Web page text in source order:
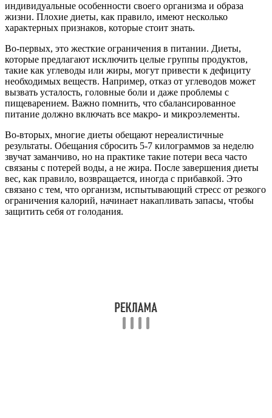
индивидуальные особенности своего организма и образа
жизни. Плохие диеты, как правило, имеют несколько
характерных признаков, которые стоит знать.
Во-первых, это жесткие ограничения в питании. Диеты,
которые предлагают исключить целые группы продуктов,
такие как углеводы или жиры, могут привести к дефициту
необходимых веществ. Например, отказ от углеводов может
вызвать усталость, головные боли и даже проблемы с
пищеварением. Важно помнить, что сбалансированное
питание должно включать все макро- и микроэлементы.
Во-вторых, многие диеты обещают нереалистичные
результаты. Обещания сбросить 5-7 килограммов за неделю
звучат заманчиво, но на практике такие потери веса часто
связаны с потерей воды, а не жира. После завершения диеты
вес, как правило, возвращается, иногда с прибавкой. Это
связано с тем, что организм, испытывающий стресс от резкого
ограничения калорий, начинает накапливать запасы, чтобы
защитить себя от голодания.